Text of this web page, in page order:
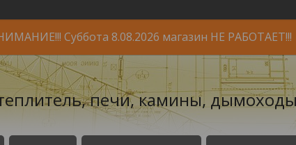
Суббота 8.08.2026 магазин НЕ РАБОТАЕТ!!!
печи, камины,